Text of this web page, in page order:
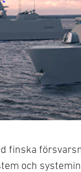
finska
och